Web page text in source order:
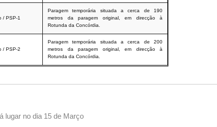
/ PSP-1
Paragem temporária situada a cerca de 190
metros da paragem original, em direcção à
Rotunda da Concórdia.
/ PSP-2
Paragem temporária situada a cerca de 200
metros da paragem original, em direcção à
Rotunda da Concórdia.
lugar no dia 15 de Março